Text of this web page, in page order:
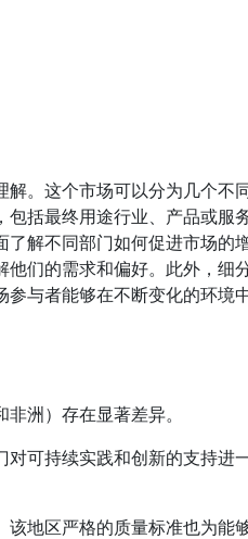
。这个市场可以分为几个不
包括最终用途行业、产品或服
解不同部门如何促进市场的
们的需求和偏好。此外，细
与者能够在不断变化的环境
洲）存在显著差异。
可持续实践和创新的支持进
该地区严格的质量标准也为能